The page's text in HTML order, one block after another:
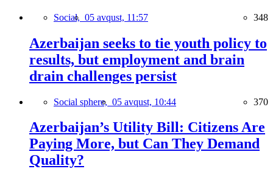
Social, 05 avqust, 11:57 348
Azerbaijan seeks to tie youth policy to
results, but employment and brain
drain challenges persist
Social sphere, 05 avqust, 10:44 370
Azerbaijan’s Utility Bill: Citizens Are
Paying More, but Can They Demand
Quality?